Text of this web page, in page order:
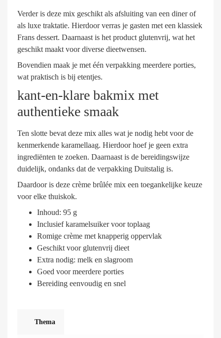
Verder is deze mix geschikt als afsluiting van een diner of
als luxe traktatie. Hierdoor verras je gasten met een klassiek
Frans dessert. Daarnaast is het product glutenvrij, wat het
geschikt maakt voor diverse dieetwensen.
Bovendien maak je met één verpakking meerdere porties,
wat praktisch is bij etentjes.
kant-en-klare bakmix met
authentieke smaak
Ten slotte bevat deze mix alles wat je nodig hebt voor de
kenmerkende karamellaag. Hierdoor hoef je geen extra
ingrediënten te zoeken. Daarnaast is de bereidingswijze
duidelijk, ondanks dat de verpakking Duitstalig is.
Daardoor is deze crème brûlée mix een toegankelijke keuze
voor elke thuiskok.
Inhoud: 95 g
Inclusief karamelsuiker voor toplaag
Romige crème met knapperig oppervlak
Geschikt voor glutenvrij dieet
Extra nodig: melk en slagroom
Goed voor meerdere porties
Bereiding eenvoudig en snel
Thema